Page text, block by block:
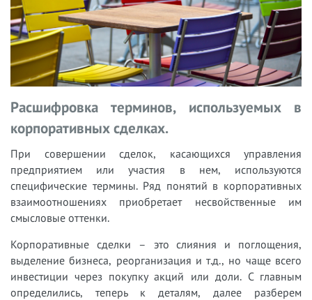
Расшифровка терминов, используемых в
корпоративных сделках.
При совершении сделок, касающихся управления
предприятием или участия в нем, используются
специфические термины. Ряд понятий в корпоративных
взаимоотношениях приобретает несвойственные им
смысловые оттенки.
Корпоративные сделки – это слияния и поглощения,
выделение бизнеса, реорганизация и т.д., но чаще всего
инвестиции через покупку акций или доли. С главным
определились, теперь к деталям, далее разберем